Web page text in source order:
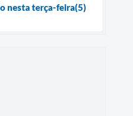
nesta terça-feira(5)